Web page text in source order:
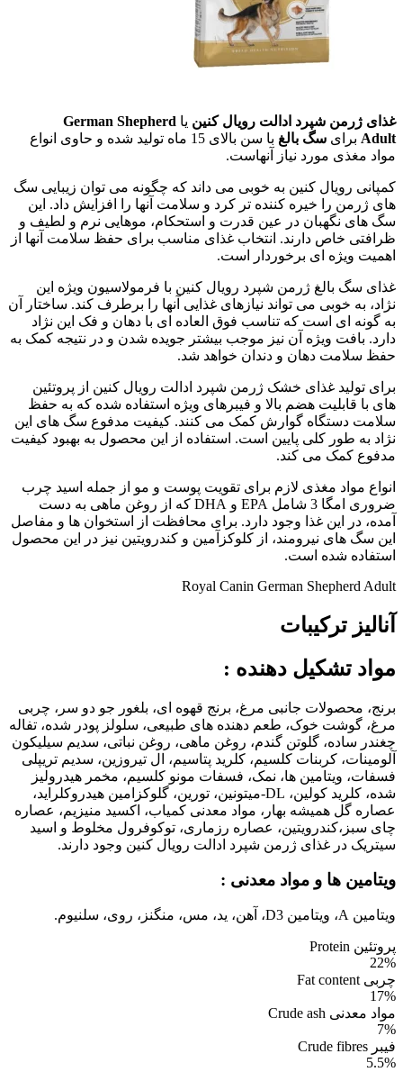
غذای ژرمن شپرد ادالت رویال کنین یا German Shepherd
Adult برای سگ بالغ
با سن بالای 15 ماه تولید شده و حاوی انواع
مواد مغذی مورد نیاز آنهاست.
کمپانی رویال کنین به خوبی می داند که چگونه می توان زیبایی سگ
های ژرمن را خیره کننده تر کرد و سلامت آنها را افزایش داد. این
سگ های نگهبان در عین قدرت و استحکام، موهایی نرم و لطیف و
ظرافتی خاص دارند. انتخاب غذای مناسب برای حفظ سلامت آنها از
اهمیت ویژه ای برخوردار است.
غذای سگ بالغ ژرمن شپرد رویال کنین با فرمولاسیون ویژه این
نژاد، به خوبی می تواند نیازهای غذایی آنها را برطرف کند. ساختار آن
به گونه ای است که تناسب فوق العاده ای با دهان و فک این نژاد
دارد. بافت ویژه آن نیز موجب بیشتر جویده شدن و در نتیجه کمک به
حفظ سلامت دهان و دندان خواهد شد.
برای تولید غذای خشک ژرمن شپرد ادالت رویال کنین از پروتئین
های با قابلیت هضم بالا و فیبرهای ویژه استفاده شده که به حفظ
سلامت دستگاه گوارش کمک می کنند. کیفیت مدفوع سگ های این
نژاد به طور کلی پایین است. استفاده از این محصول به بهبود کیفیت
مدفوع کمک می کند.
انواع مواد مغذی لازم برای تقویت پوست و مو از جمله اسید چرب
ضروری امگا 3 شامل EPA و DHA که از روغن ماهی به دست
آمده، در این غذا وجود دارد. برای محافظت از استخوان ها و مفاصل
این سگ های نیرومند، از کلوکزآمین و کندرویتین نیز در این محصول
استفاده شده است.
Royal Canin German Shepherd Adult
آنالیز ترکیبات
مواد تشکیل دهنده :
برنج، محصولات جانبی مرغ، برنج قهوه ای، بلغور جو دو سر، چربی
مرغ، گوشت خوک، طعم دهنده های طبیعی، سلولز پودر شده، تفاله
چغندر ساده، گلوتن گندم، روغن ماهی، روغن نباتی، سدیم سیلیکون
آلومینات، کربنات کلسیم، کلرید پتاسیم، ال تیروزین، سدیم تریپلی
فسفات، ویتامین ها، نمک، فسفات مونو کلسیم، مخمر هیدرولیز
شده، کلرید کولین، DL-میتونین، تورین، گلوکزامین هیدروکلراید،
عصاره گل همیشه بهار، مواد معدنی کمیاب، اکسید منیزیم، عصاره
چای سبز،کندرویتین، عصاره رزماری، توکوفرول مخلوط و اسید
سیتریک در غذای ژرمن شپرد ادالت رویال کنین وجود دارند.
ویتامین ها و مواد معدنی :
ویتامین A، ویتامین D3، آهن، ید، مس، منگنز، روی، سلنیوم.
پروتئین Protein
22%
چربی Fat content
17%
مواد معدنی Crude ash
7%
فیبر Crude fibres
5.5%